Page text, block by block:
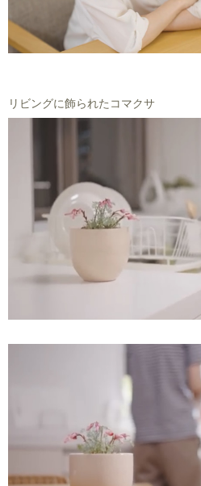
リビングに飾られたコマクサ